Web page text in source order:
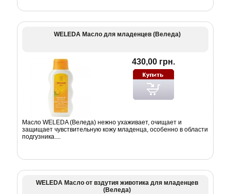
WELEDA Масло для младенцев (Веледа)
430,00 грн.
Масло WELEDA (Веледа) нежно ухаживает, очищает и
защищает чувствительную кожу младенца, особенно в области
подгузника....
WELEDA Масло от вздутия животика для младенцев
(Веледа)